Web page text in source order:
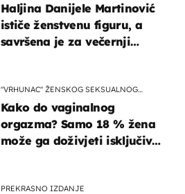
Haljina Danijele Martinović
ističe ženstvenu figuru, a
savršena je za večernji
"VRHUNAC" ŽENSKOG SEKSUALNOG
Kako do vaginalnog
orgazma? Samo 18 % žena
može ga doživjeti isključivo
PREKRASNO IZDANJE